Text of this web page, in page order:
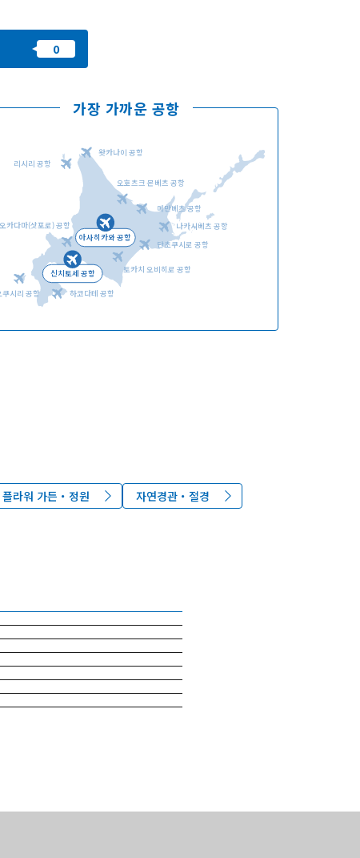
언어선택
라워 가든・정원 자연경관・절경
가장 가까운 공항
신치토세 공항
오카다마(삿포로) 공항
하코다테 공항
쿠시리 공항
아사히카와 공항
왓카나이 공항
리시리 공항
오호츠크 몬베츠 공항
메만베츠 공항
나카시베츠 공항
단초쿠시로 공항
토카치 오비히로 공항